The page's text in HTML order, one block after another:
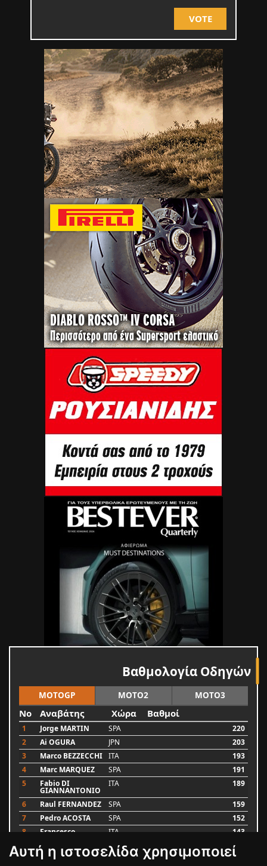
Αυτή η ιστοσελίδα χρησιμοποιεί
VOTE
Βαθμολογία Οδηγών
MOTOGP MOTO2 MOTO3
No Αναβάτης Χώρα Βαθμοί
1 Jorge MARTIN SPA
220
2
Ai OGURA JPN
203
3
Marco BEZZECCHI ITA
193
4
Marc MARQUEZ SPA
191
5
Fabio DI
GIANNANTONIO
ITA 189
6 Raul FERNANDEZ SPA
159
7
Pedro ACOSTA SPA
152
8
Francesco ITA 143
9 Alex MARQUEZ SPA